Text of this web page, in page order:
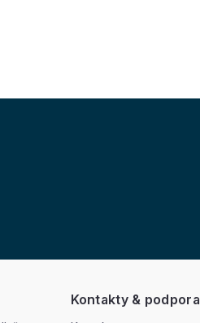
Kontakty & podpora